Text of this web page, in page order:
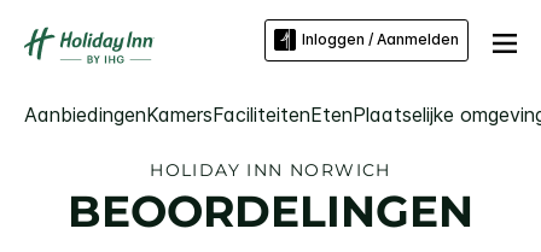
Inloggen / Aanmelden
AanbiedingenKamersFaciliteitenEtenPlaatselijke
HOLIDAY INN NORWICH
BEOORDELINGEN